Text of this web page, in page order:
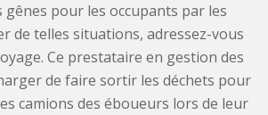
gênes pour les occupants par les
de telles situations, adressez-vous
Ce prestataire en gestion des
de faire sortir les déchets pour
camions des éboueurs lors de leur